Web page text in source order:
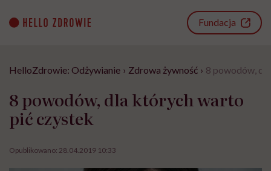
content
Fundacja
HelloZdrowie: Odżywianie › Zdrowa żywność › 8 powodów,
8 powodów, dla których warto
pić czystek
Opublikowano: 28.04.2019 10:33